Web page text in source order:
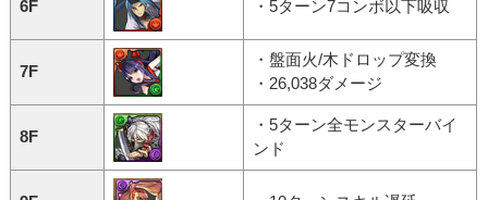
6F ・5ターン7コンボ以下吸収
7F
・盤面火/木ドロップ変換
・26,038ダメージ
8F
・5ターン全モンスターバイ
ンド